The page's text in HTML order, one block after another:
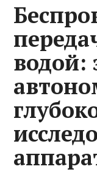
водой: